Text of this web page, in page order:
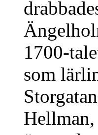
1700-
som